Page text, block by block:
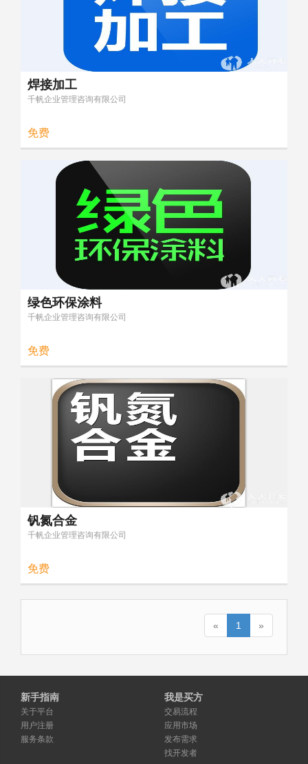
焊接加工
千帆企业管理咨询有限公司
免费
绿色环保涂料
千帆企业管理咨询有限公司
免费
钒氮合金
千帆企业管理咨询有限公司
免费
« 1 »
新手指南
关于平台
用户注册
服务条款
我是买方
交易流程
应用市场
发布需求
找开发者